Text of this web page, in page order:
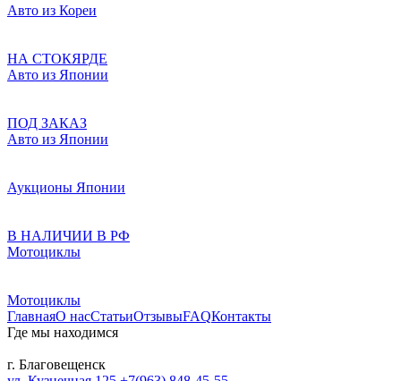
Авто из Кореи
НА СТОКЯРДЕ
Авто из Японии
ПОД ЗАКАЗ
Авто из Японии
Аукционы Японии
В НАЛИЧИИ В РФ
Мотоциклы
Мотоциклы
ГлавнаяО насСтатьиОтзывыFAQКонтакты
Где мы находимся
г. Благовещенск